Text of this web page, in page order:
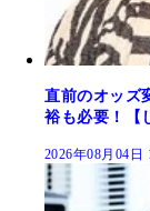
直前のオッズ
裕も必要！【
2026年08月04日